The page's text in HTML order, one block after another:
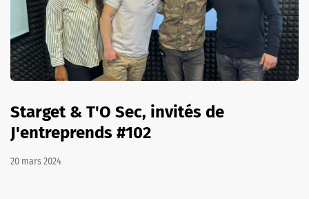
Starget & T'O Sec, invités de
J'entreprends #102
20 mars 2024